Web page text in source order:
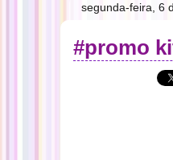
segunda-feira, 6
#promo